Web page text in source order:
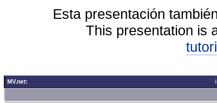
Esta presentación
This presentation is
MV.net: